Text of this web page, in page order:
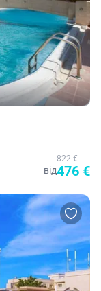
від
822 €
476 €